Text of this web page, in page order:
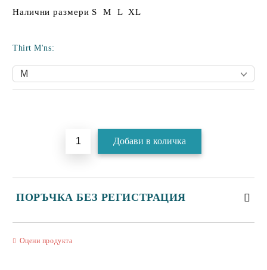
Налични размери S M L XL
Thirt M'ns:
ПОРЪЧКА БЕЗ РЕГИСТРАЦИЯ
Оцени продукта